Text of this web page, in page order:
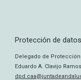
Protección de datos
Delegado de
Eduardo A. Clavijo Ramos